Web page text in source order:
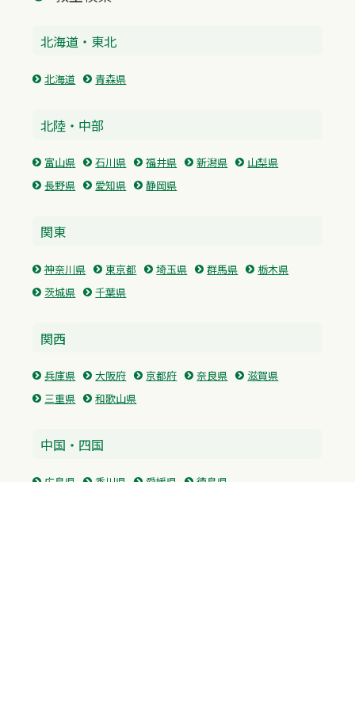
北海道・東北
北海道 青森県
北陸・中部
富山県 石川県 福井県 新潟県
山梨県
長野県
愛知県 静岡県
関東
神奈川県 東京都 埼玉県 群馬県
栃木県
茨城県
千葉県
関西
兵庫県 大阪府 京都府 奈良県
滋賀県
三重県
和歌山県
中国・四国
広島県 香川県 愛媛県 徳島県